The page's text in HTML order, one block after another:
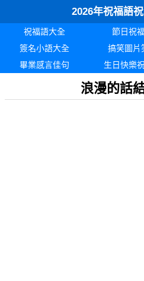
2026年祝福語
祝福語大全 節日祝
簽名小語大全
搞笑圖片
畢業感言佳句
生日快樂
浪漫的話